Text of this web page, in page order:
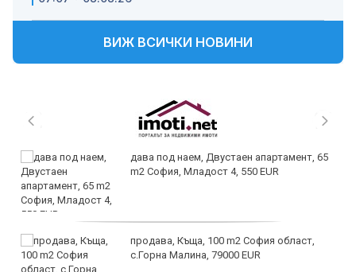
ВИЖ ВСИЧКИ НОВИНИ
дава под наем, Двустаен апартамент, 65
m2 София, Младост 4, 550 EUR
продава, Къща, 100 m2 София област,
с.Горна Малина, 79000 EUR